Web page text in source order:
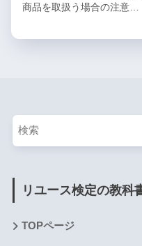
商品を取扱う場合の注意…
リユース検定の教科
TOPページ